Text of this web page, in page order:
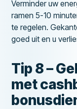
Verminder uw
ramen 5-10
te regelen.
goed uit en u
Tip 8 –
met